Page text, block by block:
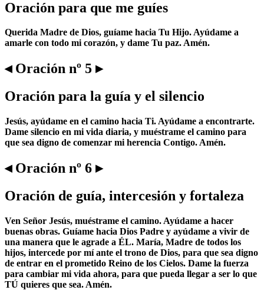
Oración para que me guíes
Querida Madre de Dios, guíame hacia Tu Hijo. Ayúdame a
amarle con todo mi corazón, y dame Tu paz. Amén.
◂ Oración nº 5 ▸
Oración para la guía y el silencio
Jesús, ayúdame en el camino hacia Ti. Ayúdame a encontrarte.
Dame silencio en mi vida diaria, y muéstrame el camino para
que sea digno de comenzar mi herencia Contigo. Amén.
◂ Oración nº 6 ▸
Oración de guía, intercesión y fortaleza
Ven Señor Jesús, muéstrame el camino. Ayúdame a hacer
buenas obras. Guíame hacia Dios Padre y ayúdame a vivir de
una manera que le agrade a ÉL. María, Madre de todos los
hijos, intercede por mí ante el trono de Dios, para que sea digno
de entrar en el prometido Reino de los Cielos. Dame la fuerza
para cambiar mi vida ahora, para que pueda llegar a ser lo que
TÚ quieres que sea. Amén.